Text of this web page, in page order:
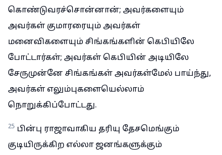
கொண்டுவரச்சொன்னான்; அவர்களையும்
அவர்கள் குமாரரையும் அவர்கள்
மனைவிகளையும் சிங்கங்களின் கெபியிலே
போட்டார்கள்; அவர்கள் கெபியின் அடியிலே
சேருமுன்னே சிங்கங்கள் அவர்கள்மேல் பாய்ந்து,
அவர்கள் எலும்புகளையெல்லாம்
நொறுக்கிப்போட்டது.
25 பின்பு ராஜாவாகிய தரியு தேசமெங்கும்
குடியிருக்கிற எல்லா ஜனங்களுக்கும்